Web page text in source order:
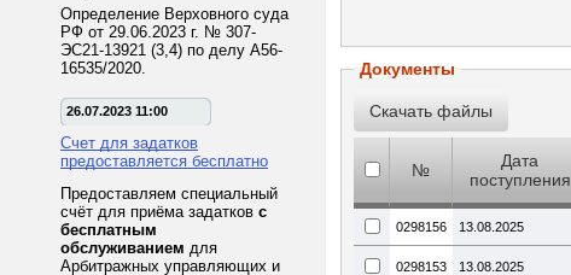
Определение Верховного суда
РФ от 29.06.2023 г. № 307-
ЭС21-13921 (3,4) по делу А56-
16535/2020.
26.07.2023 11:00
Счет для задатков
предоставляется бесплатно
Предоставляем специальный
счёт для приёма задатков с
бесплатным
обслуживанием для
Арбитражных управляющих и
Документы
№
Дата
поступления
0298156 13.08.2025
0298153 13.08.2025